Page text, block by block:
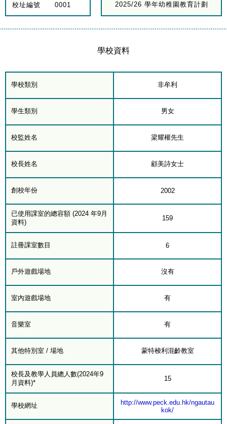
校址編號 0001 2025/26 學年幼稚園教育計劃
學校資料
學校類別 非牟利
學生類別 男女
校監姓名 梁耀權先生
校長姓名 顧美詩女士
創校年份 2002
已使用課室的總容額 (2024 年9月
資料)
159
註冊課室數目 6
戶外遊戲場地 沒有
室內遊戲場地 有
音樂室 有
其他特別室 / 場地 蒙特梭利混齡教室
校長及教學人員總人數(2024年9
月資料)*
15
學校網址
http://www.peck.edu.hk/ngautau
kok/